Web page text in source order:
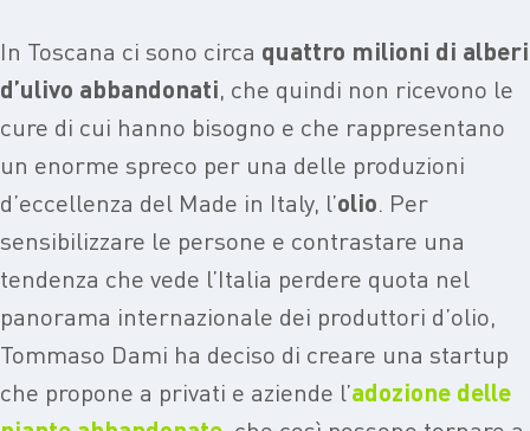
In Toscana ci sono circa quattro milioni di alberi
d’ulivo abbandonati, che quindi non ricevono le
cure di cui hanno bisogno e che rappresentano
un enorme spreco per una delle produzioni
d’eccellenza del Made in Italy, l’olio. Per
sensibilizzare le persone e contrastare una
tendenza che vede l’Italia perdere quota nel
panorama internazionale dei produttori d’olio,
Tommaso Dami ha deciso di creare una startup
che propone a privati e aziende l’adozione delle